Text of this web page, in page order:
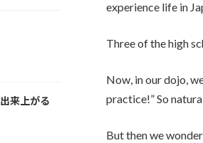
experience life in
Three of the high
Now, in our dojo,
practice!” So
But then we
来上がる